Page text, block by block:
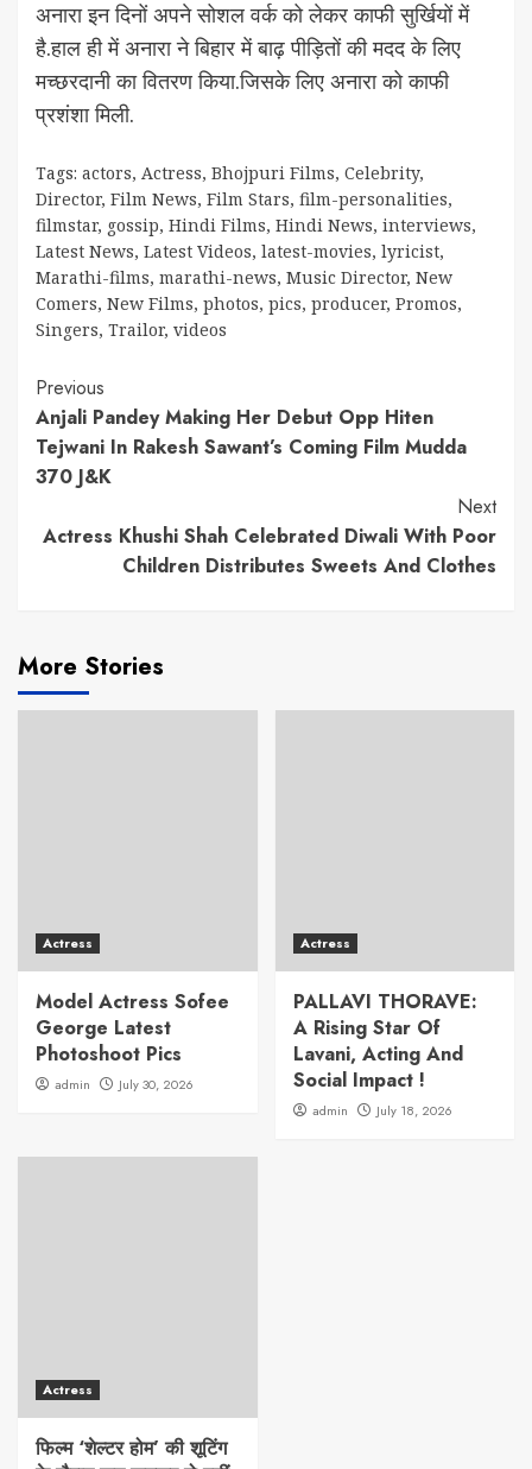
अनारा इन दिनों अपने सोशल वर्क को लेकर काफी सुर्खियों में
है.हाल ही में अनारा ने बिहार में बाढ़ पीड़ितों की मदद के लिए
मच्छरदानी का वितरण किया.जिसके लिए अनारा को काफी
प्रशंशा मिली.
Tags: actors, Actress, Bhojpuri Films, Celebrity,
Director, Film News, Film Stars, film-personalities,
filmstar, gossip, Hindi Films, Hindi News, interviews,
Latest News, Latest Videos, latest-movies, lyricist,
Marathi-films, marathi-news, Music Director, New
Comers, New Films, photos, pics, producer, Promos,
Singers, Trailor, videos
Continue
Reading
Previous
Anjali Pandey Making Her Debut Opp Hiten
Tejwani In Rakesh Sawant’s Coming Film Mudda
370 J&K
Next
Actress Khushi Shah Celebrated Diwali With Poor
Children Distributes Sweets And Clothes
More Stories
Actress
Model Actress Sofee
George Latest
Photoshoot Pics
admin July 30, 2026
Actress
PALLAVI THORAVE:
A Rising Star Of
Lavani, Acting And
Social Impact !
admin July 18, 2026
Actress
फिल्म ‘शेल्टर होम’ की शूटिंग